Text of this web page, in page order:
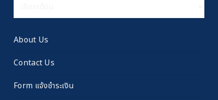
เรื่อง
About Us
Contact Us
Form แจ้งชำระเงิน